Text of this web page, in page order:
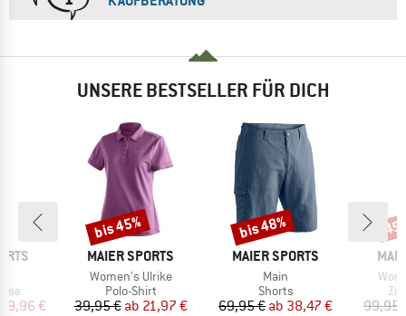
UNSERE BESTSELLER FÜR DICH
Preis
€
MARKE
MAIER SPORTS
Artikel
Women's Ulrike
Produktgruppe
Polo-Shirt
Preis
39,95 € reduzierter Preis
ab 21,97 €
Rabatt
bis 45%
MARKE
MAIER SPORTS
Artikel
Main
Produktgruppe
Shorts
Preis
69,95 € reduzierter Preis
ab 38,47 €
Rabatt
bis 48%
99,95